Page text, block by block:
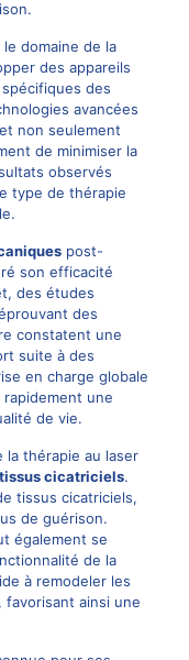
domaine de la
des appareils
des
avancées
non seulement
de minimiser la
observés
type de thérapie
post-
son efficacité
des études
des
constatent une
suite à des
en charge globale
une
de vie.
thérapie au laser
tissus cicatriciels.
tissus cicatriciels,
de guérison.
également se
de la
à remodeler les
favorisant ainsi une